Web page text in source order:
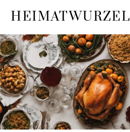
content
HEIMATWURZEL